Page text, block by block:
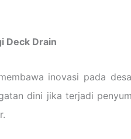
Deck Drain
inovasi pada
dini jika terjadi